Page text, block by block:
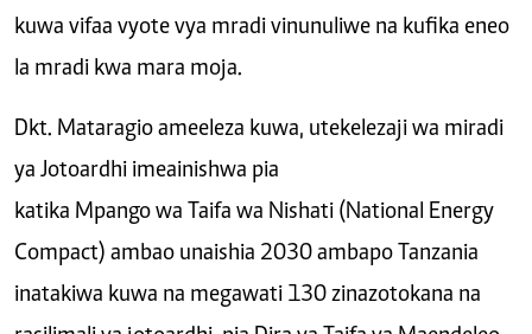
kuwa vifaa vyote vya mradi vinunuliwe na kufika eneo
la mradi kwa mara moja.
Dkt. Mataragio ameeleza kuwa, utekelezaji wa miradi
ya Jotoardhi imeainishwa pia
katika Mpango wa Taifa wa Nishati (National Energy
Compact) ambao unaishia 2030 ambapo Tanzania
inatakiwa kuwa na megawati 130 zinazotokana na